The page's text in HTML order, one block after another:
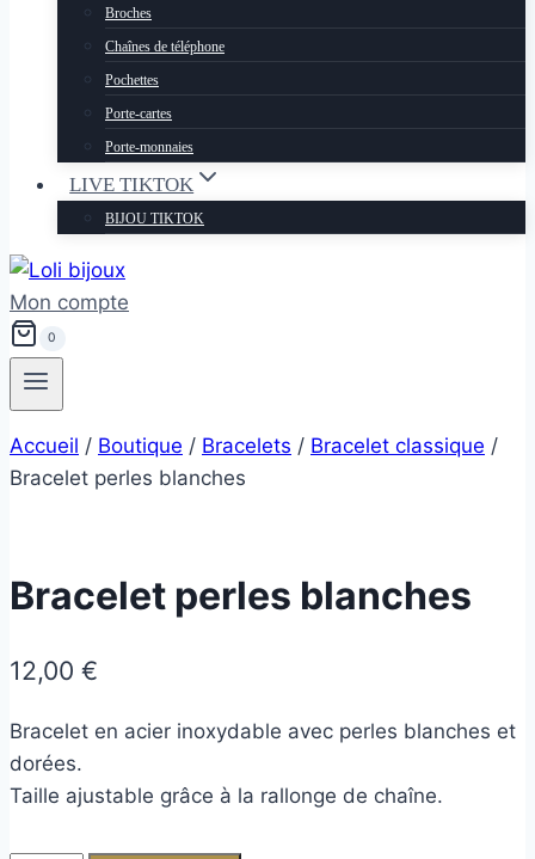
Broches
Chaînes de téléphone
Pochettes
Porte-cartes
Porte-monnaies
LIVE TIKTOK
BIJOU TIKTOK
Mon compte
0
Accueil / Boutique / Bracelets / Bracelet classique /
Bracelet perles blanches
Bracelet perles blanches
12,00 €
Bracelet en acier inoxydable avec perles blanches et
dorées.
Taille ajustable grâce à la rallonge de chaîne.